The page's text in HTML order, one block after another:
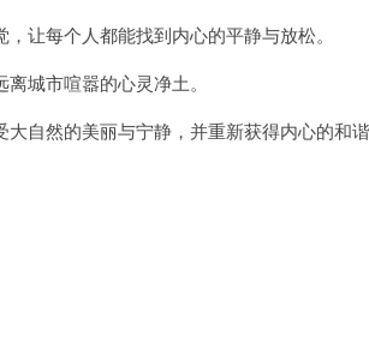
每个人都能找到内心的平静与放松。
城市喧嚣的心灵净土。
然的美丽与宁静，并重新获得内心的和谐